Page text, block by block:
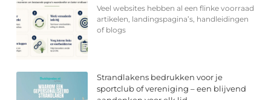
Veel websites hebben al een flinke voorraad
artikelen, landingspagina’s, handleidingen
of blogs
Strandlakens bedrukken voor je
sportclub of vereniging – een blijvend